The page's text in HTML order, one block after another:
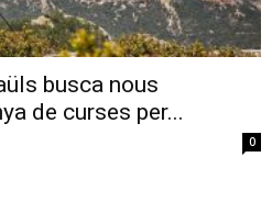
busca nous
de curses per...
0